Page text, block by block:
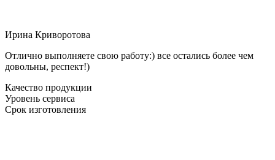
Ирина Криворотова
Отлично выполняете свою работу:) все остались более чем
довольны, респект!)
Качество продукции
Уровень сервиса
Срок изготовления